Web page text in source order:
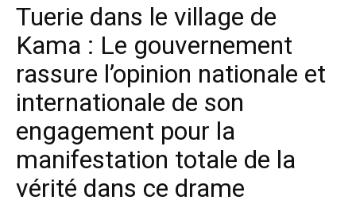
Tuerie dans le village de
Kama : Le gouvernement
rassure l’opinion nationale et
internationale de son
engagement pour la
manifestation totale de la
vérité dans ce drame